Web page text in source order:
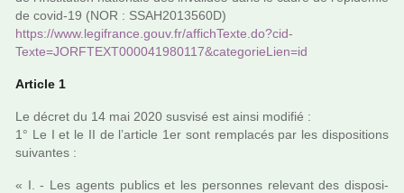
de covid-19 (NOR : SSAH2013560D)
https://www.legi­france.gouv.fr/affich­Texte.do?cid­
Texte=JORFTEXT000041980117&cate­go­rie­Lien=id
Article 1
Le décret du 14 mai 2020 sus­visé est ainsi modi­fié :
1° Le I et le II de l’arti­cle 1er sont rem­pla­cés par les dis­po­si­tions
sui­van­tes :
« I. - Les agents publics et les per­son­nes rele­vant des dis­po­si­